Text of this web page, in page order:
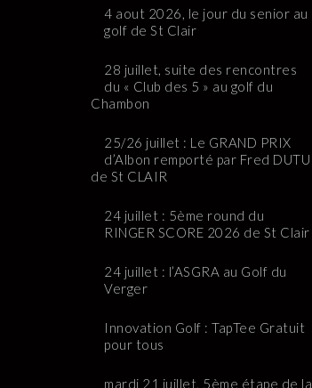
4 aout 2026, le jour du senior au
golf de St Clair
28 juillet, suite des rencontres
du « Club des 5 » au golf du
Chambon
25/26 juillet : Le GRAND PRIX
d’Albon remporté par Fred DUTU
de St CLAIR
24 juillet : 5ème round du
RINGER SCORE 2026 de St Clair
24 juillet : l’ASGRA au Golf du
Verger
Innovation Golf : TapTee Gratuit
pour tous
mardi 21 juillet, 5ème étape de la